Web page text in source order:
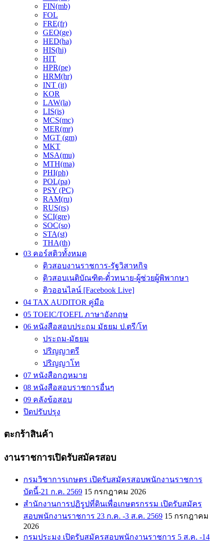
FIN(mb)
FOL
FRE(fr)
GEO(ge)
HED(ha)
HIS(hi)
HIT
HPR(pe)
HRM(hr)
INT (it)
KOR
LAW(la)
LIS(is)
MCS(mc)
MER(mr)
MGT (gm)
MKT
MSA(mu)
MTH(ma)
PHI(ph)
POL(pa)
PSY (PC)
RAM(ru)
RUS(rs)
SCI(gre)
SOC(so)
STA(st)
THA(th)
03 คอร์สติวทั้งหมด
ติวสอบงานราชการ-รัฐวิสาหกิจ
ติวสอบเนติบัณฑิต-ตั๋วทนาย-ผู้ช่วยผู้พิพากษา
ติวออนไลน์ [Facebook Live]
04 TAX AUDITOR คู่มือ
05 TOEIC/TOEFL ภาษาอังกฤษ
06 หนังสือสอบประถม มัธยม ป.ตรี/โท
ประถม-มัธยม
ปริญญาตรี
ปริญญาโท
07 หนังสือกฎหมาย
08 หนังสือสอบราชการอื่นๆ
09 คลังข้อสอบ
ปิดปรับปรุง
ตะกร้าสินค้า
งานราชการเปิดรับสมัครสอบ
กรมวิชาการเกษตร เปิดรับสมัครสอบพนักงานราชการ
บัดนี้-21 ก.ค. 2569 15 กรกฎาคม 2026
สำนักงานการปฏิรูปที่ดินเพื่อเกษตรกรรม เปิดรับสมัคร
สอบพนักงานราชการ 23 ก.ค. -3 ส.ค. 2569 15 กรกฎาคม
2026
กรมประมง เปิดรับสมัครสอบพนักงานราชการ 5 ส.ค. -14